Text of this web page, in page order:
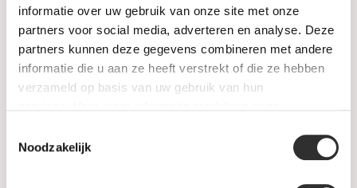
informatie over uw gebruik van onze site met onze
partners voor social media, adverteren en analyse. Deze
partners kunnen deze gegevens combineren met andere
informatie die u aan ze heeft verstrekt of die ze hebben
verzameld op basis van uw gebruik van hun
Noodzakelijk
Heren Sieraden
SALE